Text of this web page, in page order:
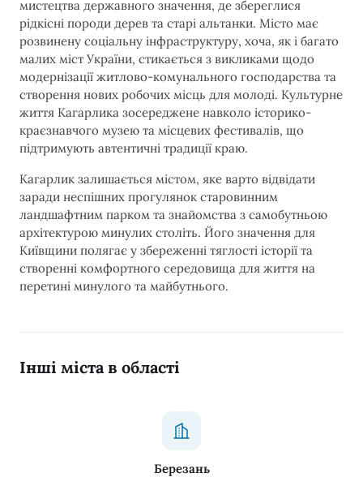
мистецтва державного значення, де збереглися
рідкісні породи дерев та старі альтанки. Місто має
розвинену соціальну інфраструктуру, хоча, як і багато
малих міст України, стикається з викликами щодо
модернізації житлово-комунального господарства та
створення нових робочих місць для молоді. Культурне
життя Кагарлика зосереджене навколо історико-
краєзнавчого музею та місцевих фестивалів, що
підтримують автентичні традиції краю.
Кагарлик залишається містом, яке варто відвідати
заради неспішних прогулянок старовинним
ландшафтним парком та знайомства з самобутньою
архітектурою минулих століть. Його значення для
Київщини полягає у збереженні тяглості історії та
створенні комфортного середовища для життя на
перетині минулого та майбутнього.
Інші міста в області
Березань